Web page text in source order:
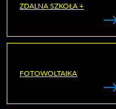
ZDALNA SZKOŁA +
FOTOWOLTAIKA